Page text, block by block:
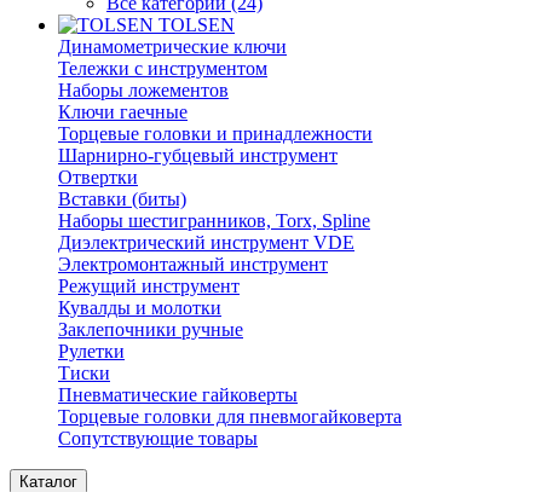
TOLSEN
Динамометрические ключи
Тележки с инструментом
Наборы ложементов
Ключи гаечные
Торцевые головки и принадлежности
Шарнирно-губцевый инструмент
Отвертки
Вставки (биты)
Наборы шестигранников, Torx, Spline
Диэлектрический инструмент VDE
Электромонтажный инструмент
Режущий инструмент
Кувалды и молотки
Заклепочники ручные
Рулетки
Тиски
Пневматические гайковерты
Торцевые головки для пневмогайковерта
Сопутствующие товары
Каталог